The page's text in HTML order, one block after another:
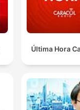
Última Hora